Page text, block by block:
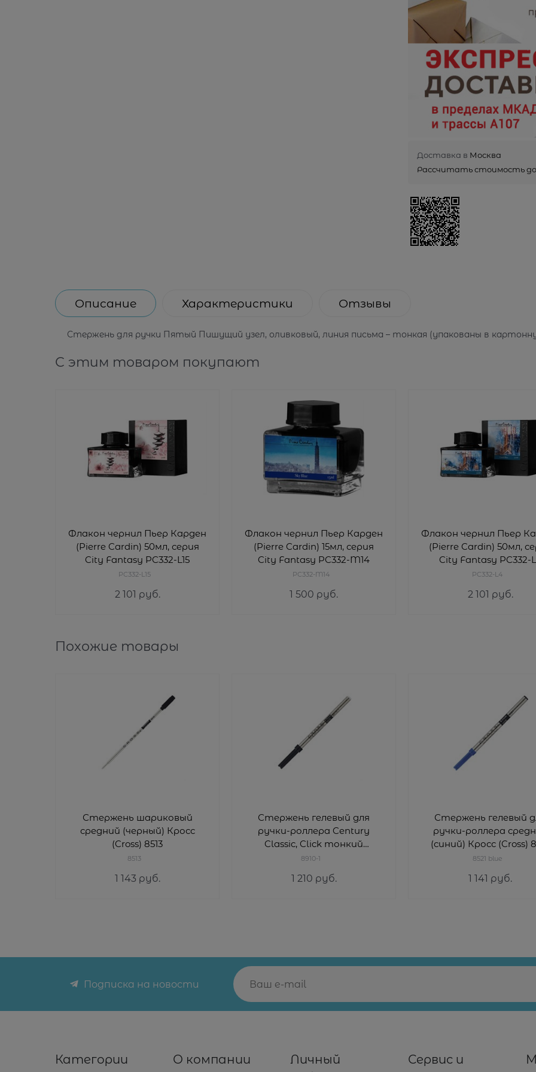
Доставка в Москва
Рассчитать стоимость
Описание Характеристики Отзывы
Стержень для ручки Пятый Пишущий узел, оливковый, линия письма – тонкая (упакованы в
С этим товаром покупают
Флакон чернил Пьер Карден
(Pierre Cardin) 50мл, серия
City Fantasy PC332-L15
PC332-L15
2 101 руб.
Флакон чернил Пьер Карден
(Pierre Cardin) 15мл, серия
City Fantasy PC332-M14
PC332-M14
1 500 руб.
Флакон чернил Пьер
(Pierre Cardin) 50мл,
City Fantasy PC332-
PC332-L4
2 101 руб.
Похожие товары
Стержень шариковый
средний (черный) Кросс
(Cross) 8513
8513
1 143 руб.
Стержень гелевый для
ручки-роллера Century
Classic, Click тонкий
(черный) Кросс (Cross) 8910-1
8910-1
1 210 руб.
Стержень гелевый
ручки-роллера
(синий) Кросс (Cross)
blue
8521 blue
1 141 руб.
Подписка на новости
Категории О компании
Личный
Сервис и